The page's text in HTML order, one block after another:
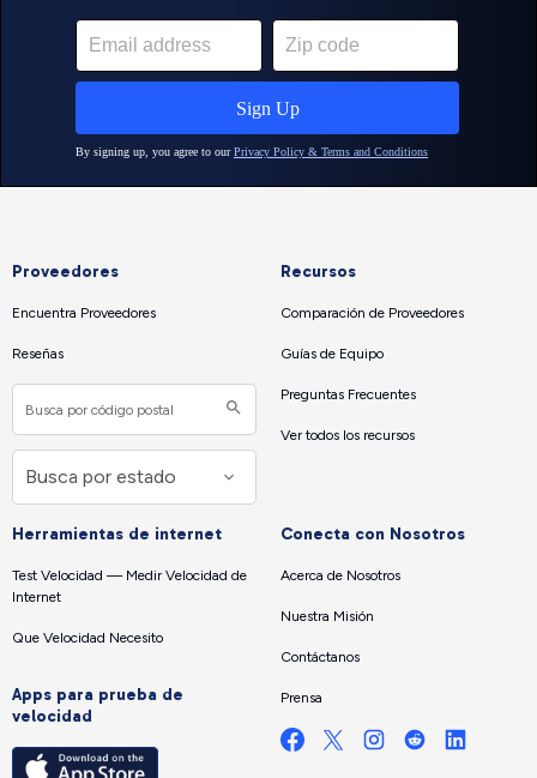
Proveedores
Encuentra Proveedores
Reseñas
Recursos
Comparación de Proveedores
Guías de Equipo
Preguntas Frecuentes
Ver todos los recursos
Herramientas de internet
Test Velocidad — Medir Velocidad de
Internet
Que Velocidad Necesito
Apps para prueba de
velocidad
Conecta con Nosotros
Acerca de Nosotros
Nuestra Misión
Contáctanos
Prensa